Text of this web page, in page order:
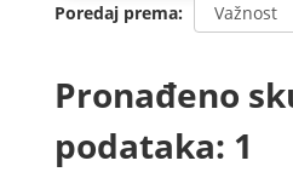
Poredaj prema
Pronađeno
podataka: 1